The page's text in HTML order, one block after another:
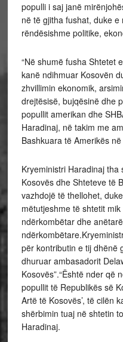
populli i saj janë
në të gjitha fushat, duke
rëndësishme politike,
“Në shumë fusha Shtetet
kanë ndihmuar Kosovën
zhvillimin ekonomik,
drejtësisë, bujqësinë dhe
popullit amerikan dhe
Haradinaj, në takim me
Bashkuara të Amerikës
Kryeministri Haradinaj
Kosovës dhe Shteteve të
vazhdojë të thellohet,
mëtutjeshme të shtetit
ndërkombëtar dhe
për kontributin e tij dhënë
dhuruar ambasadorit
Kosovës”.“Është nder që
popullit të Republikës së
Artë të Kosovës’, të cilën
shërbimin tuaj në shtetin
Haradinaj.